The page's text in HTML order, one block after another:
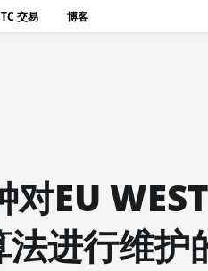
交易 博客
对EU
进行维护